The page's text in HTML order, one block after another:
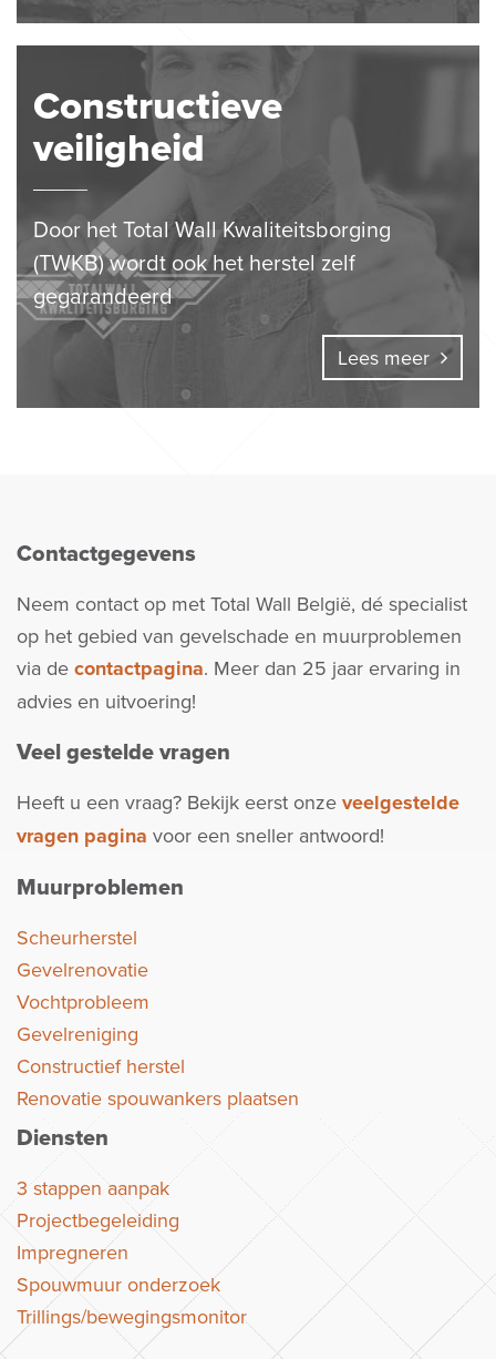
Constructieve
veiligheid
Door het Total Wall Kwaliteitsborging
(TWKB) wordt ook het herstel zelf
gegarandeerd
Lees meer
Contactgegevens
Neem contact op met Total Wall België, dé specialist
op het gebied van gevelschade en muurproblemen
via de contactpagina. Meer dan 25 jaar ervaring in
advies en uitvoering!
Veel gestelde vragen
Heeft u een vraag? Bekijk eerst onze veelgestelde
vragen pagina voor een sneller antwoord!
Muurproblemen
Scheurherstel
Gevelrenovatie
Vochtprobleem
Gevelreniging
Constructief herstel
Renovatie spouwankers plaatsen
Diensten
3 stappen aanpak
Projectbegeleiding
Impregneren
Spouwmuur onderzoek
Trillings/bewegingsmonitor